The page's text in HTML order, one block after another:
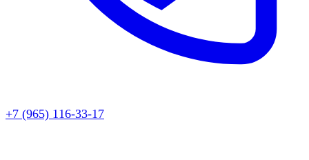
+7 (965) 116-33-17